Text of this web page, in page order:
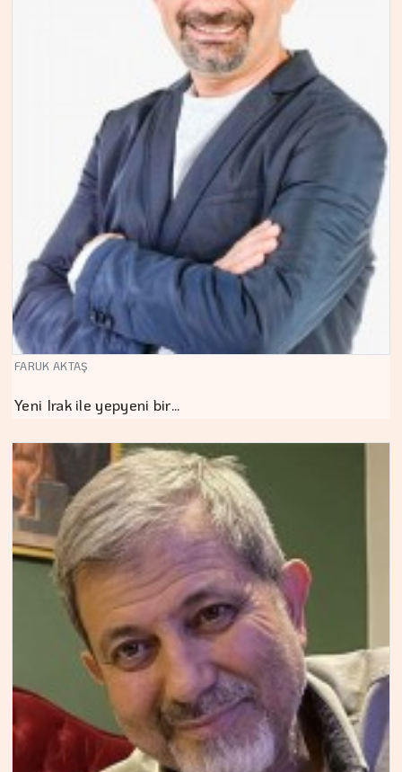
FARUK AKTAŞ
Yeni Irak ile yepyeni bir…